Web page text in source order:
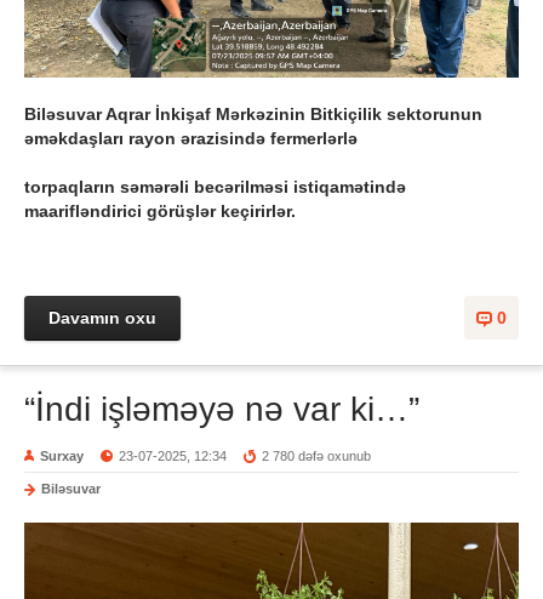
Biləsuvar Aqrar İnkişaf Mərkəzinin Bitkiçilik sektorunun
əməkdaşları rayon ərazisində fermerlərlə
torpaqların səmərəli becərilməsi istiqamətində
maarifləndirici görüşlər keçirirlər.
0
Davamın oxu
“İndi işləməyə nə var ki…”
Surxay 23-07-2025, 12:34 2 780 dəfə oxunub
Biləsuvar